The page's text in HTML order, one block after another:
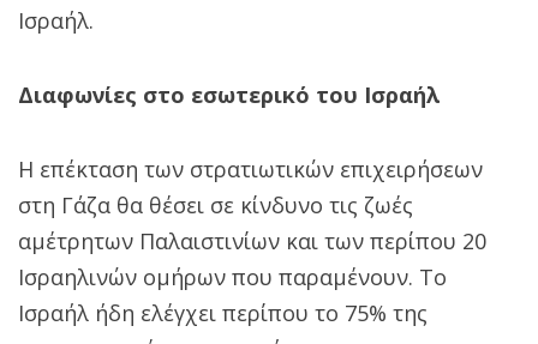
Ισραήλ.
Διαφωνίες στο εσωτερικό του Ισραήλ
Η επέκταση των στρατιωτικών επιχειρήσεων
στη Γάζα θα θέσει σε κίνδυνο τις ζωές
αμέτρητων Παλαιστινίων και των περίπου 20
Ισραηλινών ομήρων που παραμένουν. Το
Ισραήλ ήδη ελέγχει περίπου το 75% της